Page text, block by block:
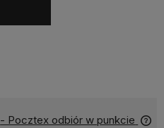
- Pocztex odbiór w punkcie